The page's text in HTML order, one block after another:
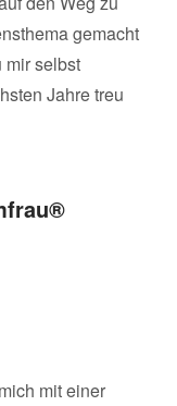
gemacht
mir selbst
Jahre treu
mit einer